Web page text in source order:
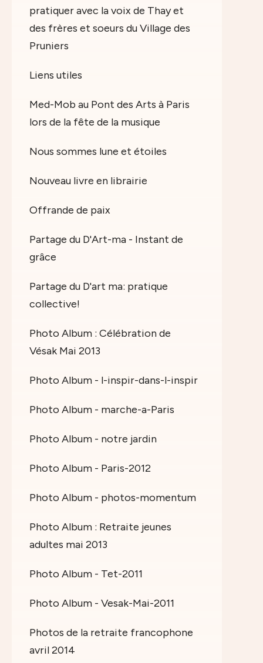
pratiquer avec la voix de Thay et
des frères et soeurs du Village des
Pruniers
Liens utiles
Med-Mob au Pont des Arts à Paris
lors de la fête de la musique
Nous sommes lune et étoiles
Nouveau livre en librairie
Offrande de paix
Partage du D'Art-ma - Instant de
grâce
Partage du D'art ma: pratique
collective!
Photo Album : Célébration de
Vésak Mai 2013
Photo Album - l-inspir-dans-l-inspir
Photo Album - marche-a-Paris
Photo Album - notre jardin
Photo Album - Paris-2012
Photo Album - photos-momentum
Photo Album : Retraite jeunes
adultes mai 2013
Photo Album - Tet-2011
Photo Album - Vesak-Mai-2011
Photos de la retraite francophone
avril 2014